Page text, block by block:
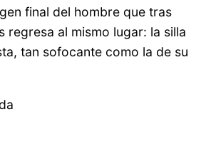
final del hombre que tras
regresa al mismo lugar: la silla
tan sofocante como la de su